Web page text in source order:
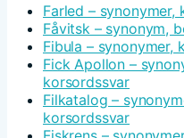
Farled –
Fåvitsk – synonym,
Fibula – synonymer,
Fick Apollon –
korsordssvar
Filkatalog –
korsordssvar